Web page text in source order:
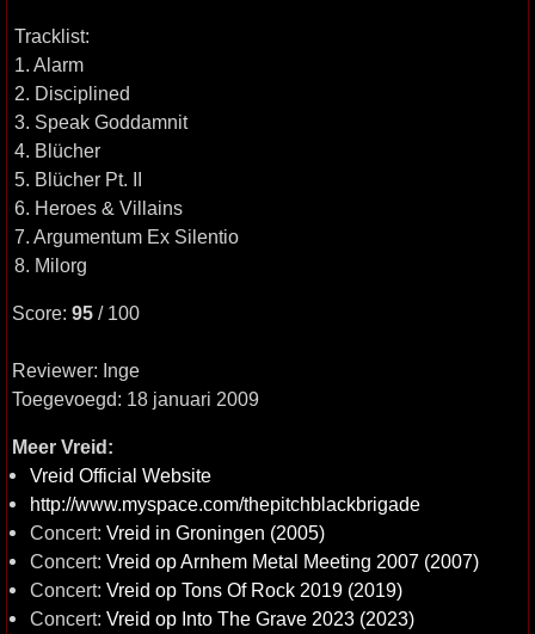
Tracklist:
1. Alarm
2. Disciplined
3. Speak Goddamnit
4. Blücher
5. Blücher Pt. II
6. Heroes & Villains
7. Argumentum Ex Silentio
8. Milorg
Score: 95 / 100
Reviewer: Inge
Toegevoegd: 18 januari 2009
Meer Vreid:
Vreid Official Website
http://www.myspace.com/thepitchblackbrigade
Concert: Vreid in Groningen (2005)
Concert: Vreid op Arnhem Metal Meeting 2007 (2007)
Concert: Vreid op Tons Of Rock 2019 (2019)
Concert: Vreid op Into The Grave 2023 (2023)